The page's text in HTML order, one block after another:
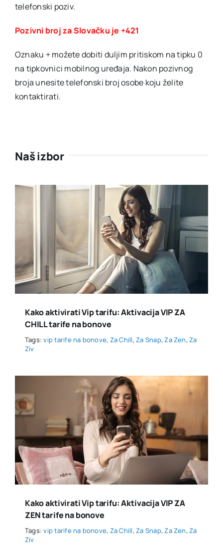
telefonski poziv.
Pozivni broj za Slovačku je +421
Oznaku + možete dobiti duljim pritiskom na tipku 0
na tipkovnici mobilnog uređaja. Nakon pozivnog
broja unesite telefonski broj osobe koju želite
kontaktirati.
Naš izbor
Kako aktivirati Vip tarifu: Aktivacija VIP ZA
CHILL tarife na bonove
Tags:vip tarife na bonove, Za Chill,Za Snap,Za Zen,Za
Ziv
Kako aktivirati Vip tarifu: Aktivacija VIP ZA
ZEN tarife na bonove
Tags:vip tarife na bonove, Za Chill,Za Snap,Za Zen,Za
Ziv